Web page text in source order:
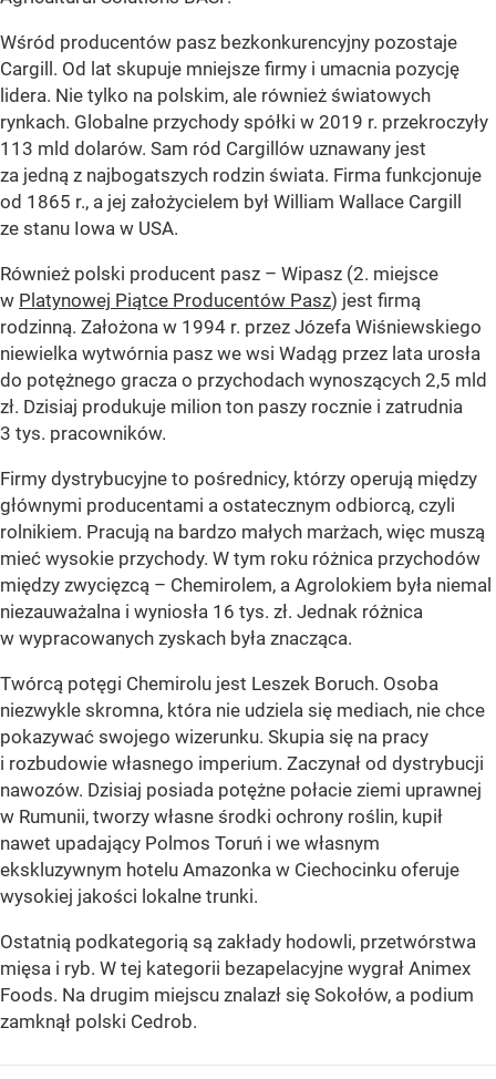
Wśród producentów pasz bezkonkurencyjny pozostaje
Cargill. Od lat skupuje mniejsze firmy i umacnia pozycję
lidera. Nie tylko na polskim, ale również światowych
rynkach. Globalne przychody spółki w 2019 r. przekroczyły
113 mld dolarów. Sam ród Cargillów uznawany jest
za jedną z najbogatszych rodzin świata. Firma funkcjonuje
od 1865 r., a jej założycielem był William Wallace Cargill
ze stanu Iowa w USA.
Również polski producent pasz – Wipasz (2. miejsce
w Platynowej Piątce Producentów Pasz) jest firmą
rodzinną. Założona w 1994 r. przez Józefa Wiśniewskiego
niewielka wytwórnia pasz we wsi Wadąg przez lata urosła
do potężnego gracza o przychodach wynoszących 2,5 mld
zł. Dzisiaj produkuje milion ton paszy rocznie i zatrudnia
3 tys. pracowników.
Firmy dystrybucyjne to pośrednicy, którzy operują między
głównymi producentami a ostatecznym odbiorcą, czyli
rolnikiem. Pracują na bardzo małych marżach, więc muszą
mieć wysokie przychody. W tym roku różnica przychodów
między zwycięzcą – Chemirolem, a Agrolokiem była niemal
niezauważalna i wyniosła 16 tys. zł. Jednak różnica
w wypracowanych zyskach była znacząca.
Twórcą potęgi Chemirolu jest Leszek Boruch. Osoba
niezwykle skromna, która nie udziela się mediach, nie chce
pokazywać swojego wizerunku. Skupia się na pracy
i rozbudowie własnego imperium. Zaczynał od dystrybucji
nawozów. Dzisiaj posiada potężne połacie ziemi uprawnej
w Rumunii, tworzy własne środki ochrony roślin, kupił
nawet upadający Polmos Toruń i we własnym
ekskluzywnym hotelu Amazonka w Ciechocinku oferuje
wysokiej jakości lokalne trunki.
Ostatnią podkategorią są zakłady hodowli, przetwórstwa
mięsa i ryb. W tej kategorii bezapelacyjne wygrał Animex
Foods. Na drugim miejscu znalazł się Sokołów, a podium
zamknął polski Cedrob.